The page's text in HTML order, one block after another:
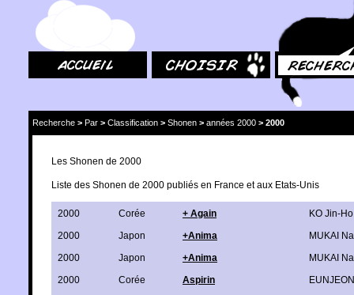
Recherche > Par > Classification > Shonen > années 2000 > 2000
Les Shonen de 2000
Liste des Shonen de 2000 publiés en France et aux Etats-Unis
2000 Corée + Again
KO Jin-Ho
2000
Japon +Anima
MUKAI
2000
Japon +Anima
MUKAI
2000
Corée Aspirin